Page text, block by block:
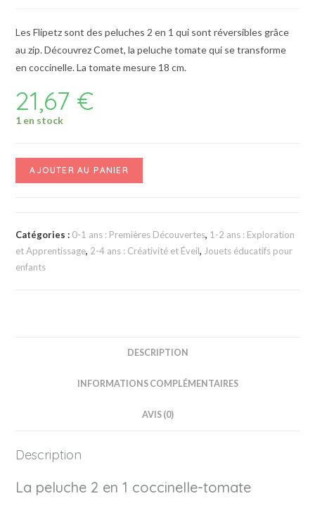
Les Flipetz sont des peluches 2 en 1 qui sont réversibles grâce
au zip. Découvrez Comet, la peluche tomate qui se transforme
en coccinelle. La tomate mesure 18 cm.
21,67€
1 en stock
AJOUTER AU PANIER
Catégories : 0-1 ans : Premières Découvertes, 1-2 ans : Exploration
et Apprentissage, 2-4 ans : Créativité et Éveil, Jouets éducatifs pour
enfants
DESCRIPTION
INFORMATIONS COMPLÉMENTAIRES
AVIS (0)
Description
La peluche 2 en 1 coccinelle-tomate